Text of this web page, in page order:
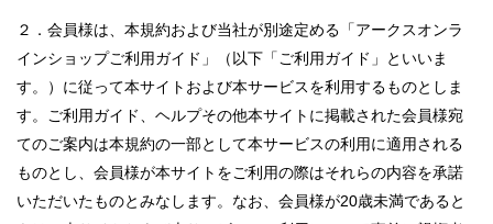
２．会員様は、本規約および当社が別途定める「アークスオンラ
インショップご利用ガイド」（以下「ご利用ガイド」といいま
す。）に従って本サイトおよび本サービスを利用するものとしま
す。ご利用ガイド、ヘルプその他本サイトに掲載された会員様宛
てのご案内は本規約の一部として本サービスの利用に適用される
ものとし、会員様が本サイトをご利用の際はそれらの内容を承諾
いただいたものとみなします。なお、会員様が20歳未満であると